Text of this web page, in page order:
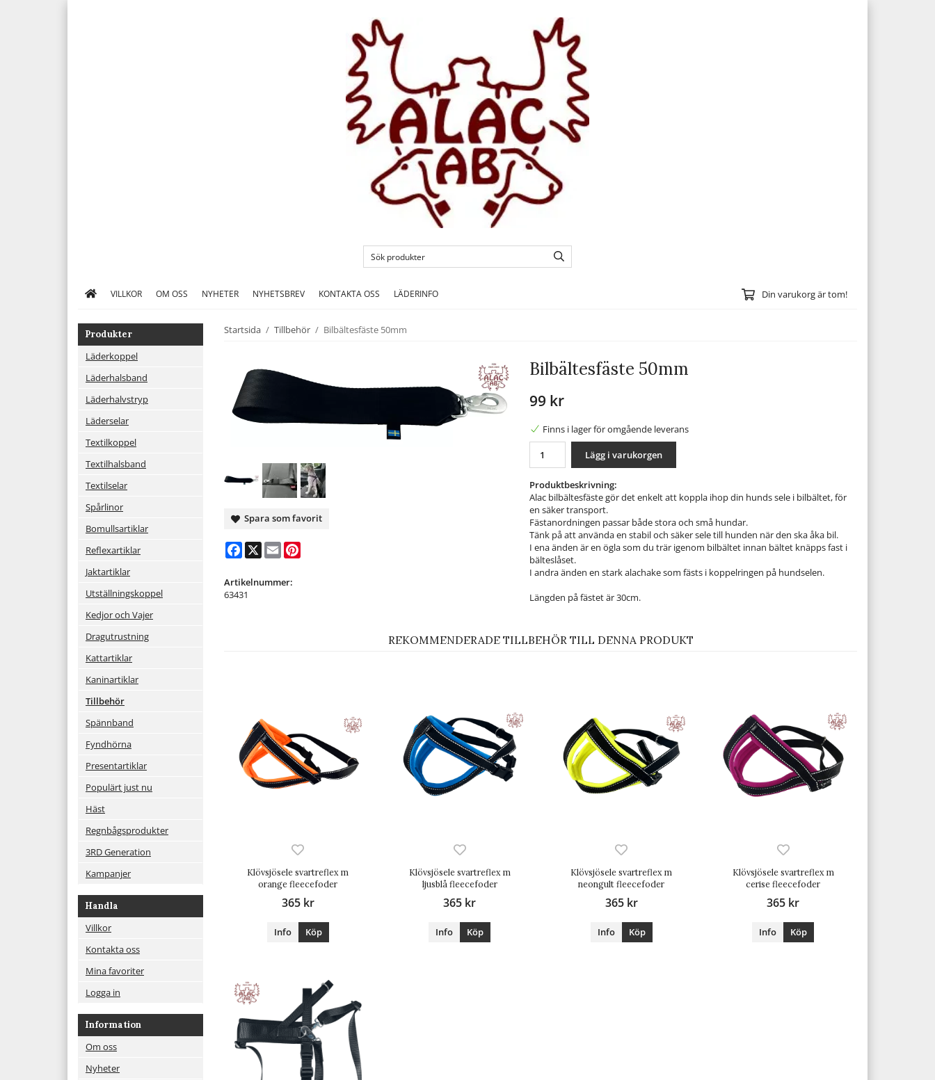
VILLKOR OM OSS NYHETER NYHETSBREV KONTAKTA OSS LÄDERINFO Din varukorg är tom!
Produkter
Läderkoppel
Läderhalsband
Läderhalvstryp
Läderselar
Textilkoppel
Textilhalsband
Textilselar
Spårlinor
Bomullsartiklar
Reflexartiklar
Jaktartiklar
Utställningskoppel
Kedjor och Vajer
Dragutrustning
Kattartiklar
Kaninartiklar
Tillbehör
Spännband
Fyndhörna
Presentartiklar
Populärt just nu
Häst
Regnbågsprodukter
3RD Generation
Kampanjer
Handla
Villkor
Kontakta oss
Mina favoriter
Logga in
Information
Om oss
Nyheter
Startsida / Tillbehör / Bilbältesfäste 50mm
Bilbältesfäste 50mm
99 kr
Finns i lager för omgående leverans
Lägg i varukorgen
Produktbeskrivning:
Alac bilbältesfäste gör det enkelt att koppla ihop din hunds sele i bilbältet, för
en säker transport.
Fästanordningen passar både stora och små hundar.
Tänk på att använda en stabil och säker sele till hunden när den ska åka bil.
I ena änden är en ögla som du trär igenom bilbältet innan bältet knäpps fast i
bälteslåset.
I andra änden en stark alachake som fästs i koppelringen på hundselen.
Längden på fästet är 30cm.
Spara som favorit
Facebook
X Email
Artikelnummer:
63431
REKOMMENDERADE TILLBEHÖR TILL DENNA PRODUKT
Klövsjösele svartreflex m
orange fleecefoder
365 kr
Info Köp
Klövsjösele svartreflex m
ljusblå fleecefoder
365 kr
Info Köp
Klövsjösele svartreflex m
neongult fleecefoder
365 kr
Info Köp
Klövsjösele svartreflex m
cerise fleecefoder
365 kr
Info Köp